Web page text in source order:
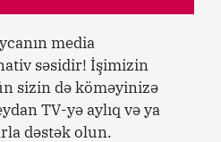
media
səsidir! İşimizin
sizin də köməyinizə
TV-yə aylıq və ya
dəstək olun.